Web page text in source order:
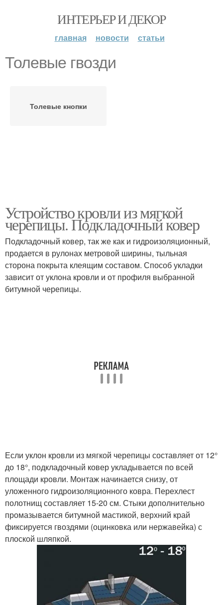
ИНТЕРЬЕР И ДЕКОР
главная новости статьи
Толевые гвозди
Толевые кнопки
Устройство кровли из мягкой
черепицы. Подкладочный ковер
Подкладочный ковер, так же как и гидроизоляционный,
продается в рулонах метровой ширины, тыльная
сторона покрыта клеящим составом. Способ укладки
зависит от уклона кровли и от профиля выбранной
битумной черепицы.
Если уклон кровли из мягкой черепицы составляет от 12°
до 18°, подкладочный ковер укладывается по всей
площади кровли. Монтаж начинается снизу, от
уложенного гидроизоляционного ковра. Перехлест
полотнищ составляет 15-20 см. Стыки дополнительно
промазывается битумной мастикой, верхний край
фиксируется гвоздями (оцинковка или нержавейка) с
плоской шляпкой.